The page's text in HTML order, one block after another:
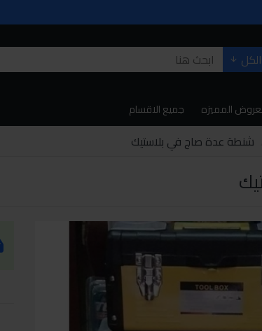
الكل
المميزه جميع الاقسام
شنطة عدة صاج في بلاستيك